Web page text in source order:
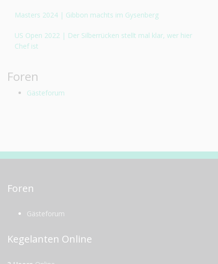
Masters 2024 | Gibbon machts im Gysenberg
US Open 2022 | Der Silberrücken stellt mal klar, wer hier
Chef ist
Foren
Gästeforum
Foren
Gästeforum
Kegelanten Online